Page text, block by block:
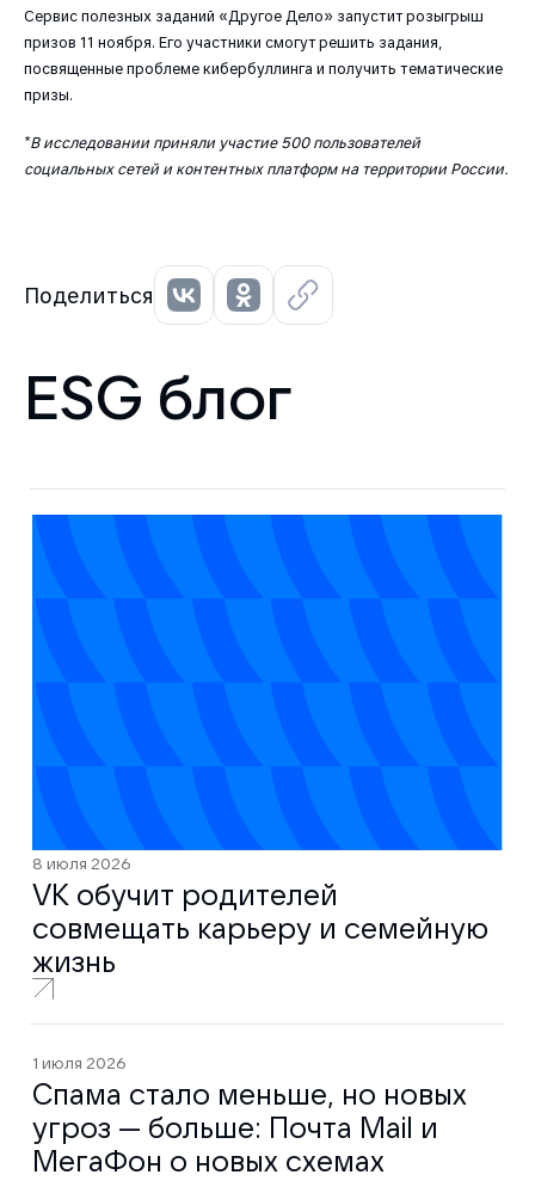
Сервис полезных заданий «Другое Дело» запустит розыгрыш
призов 11 ноября. Его участники смогут решить задания,
посвященные проблеме кибербуллинга и получить тематические
призы.
*В исследовании приняли участие 500 пользователей
социальных сетей и контентных платформ на территории России.
Поделиться
ESG блог
8 июля 2026
VK обучит родителей
совмещать карьеру и семейную
жизнь
1 июля 2026
Спама стало меньше, но новых
угроз — больше: Почта Mail и
МегаФон о новых схемах